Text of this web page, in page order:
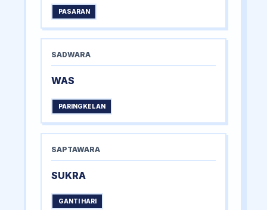
PASARAN
SADWARA
WAS
PARINGKELAN
SAPTAWARA
SUKRA
GANTI HARI